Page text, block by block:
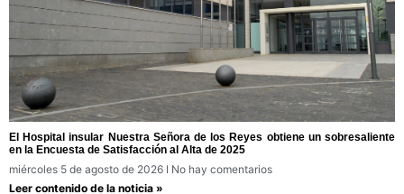
El Hospital insular Nuestra Señora de los Reyes obtiene un sobresaliente
en la Encuesta de Satisfacción al Alta de 2025
miércoles 5 de agosto de 2026
No hay comentarios
Leer contenido de la noticia »